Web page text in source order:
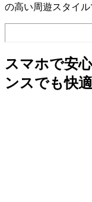
の高い周遊スタイル
スマホで安
ンスでも快